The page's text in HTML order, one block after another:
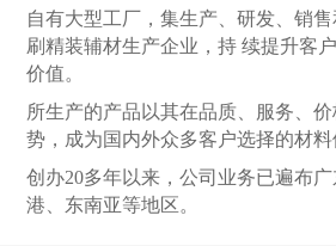
自有大型工厂，集生产、研发、销
刷精装辅材生产企业，持 续提升客
价值。
所生产的产品以其在品质、服务、
势，成为国内外众多客户选择的材料
创办20多年以来，公司业务已遍布
港、东南亚等地区。